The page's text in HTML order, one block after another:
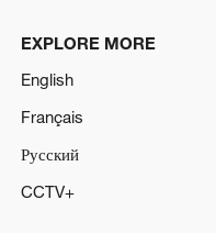
EXPLORE MORE
English
Français
Русский
CCTV+